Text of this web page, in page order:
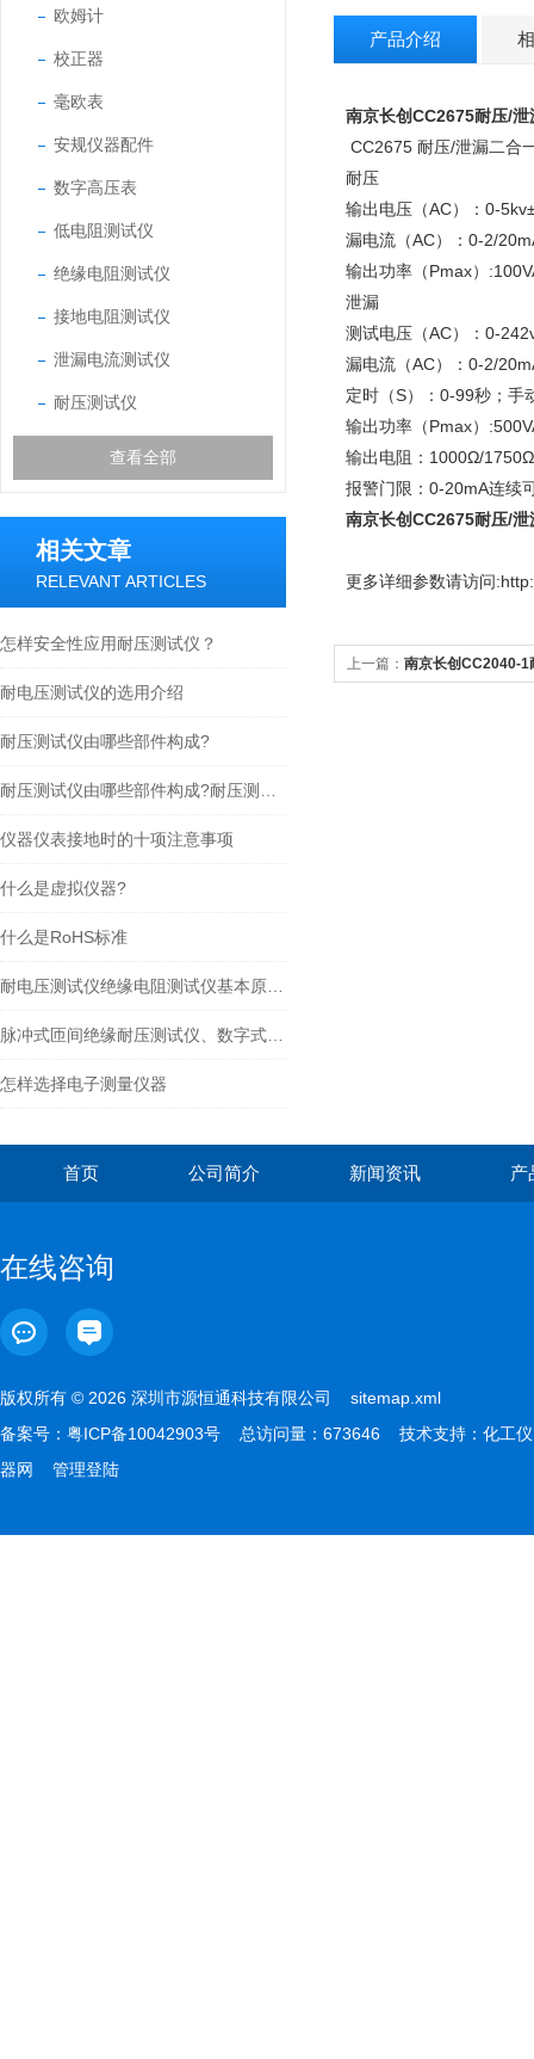
欧姆计
校正器
毫欧表
安规仪器配件
数字高压表
低电阻测试仪
绝缘电阻测试仪
接地电阻测试仪
泄漏电流测试仪
耐压测试仪
查看全部
相关文章
RELEVANT ARTICLES
怎样安全性应用耐压测试仪？
耐电压测试仪的选用介绍
耐压测试仪由哪些部件构成?
仪器仪表接地时的十项注意事项
什么是虚拟仪器?
什么是RoHS标准
怎样选择电子测量仪器
产品介绍
南京长创CC2675耐压/
CC2675 耐压/泄漏二合
耐压
输出电压（AC）：0-
漏电流（AC）：0-2/
输出功率（Pmax）
泄漏
测试电压（AC）：0-
漏电流（AC）：0-2/
定时（S）：0-99秒；手
输出功率（Pmax）
输出电阻：1000Ω/1750Ω
报警门限：0-20mA连续
南京长创CC2675耐压/
更多详细参数请访问
上一篇： 南京长创CC2040-1
首页 公司简介 新闻资讯 产
在线咨询
版权所有 © 2026 深圳市源恒通科技有限公司 sitemap.xml
备案号： 粤ICP备10042903号 总访问量：673646 技术支持： 化工仪
器网
管理登陆